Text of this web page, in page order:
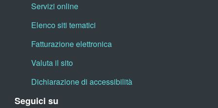
Servizi online
Elenco siti tematici
Fatturazione elettronica
Valuta il sito
Dichiarazione di accessibilità
Seguici su